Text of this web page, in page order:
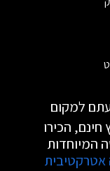
למקום
חינם, הכירו
המיוחדות
אטרקטיבית